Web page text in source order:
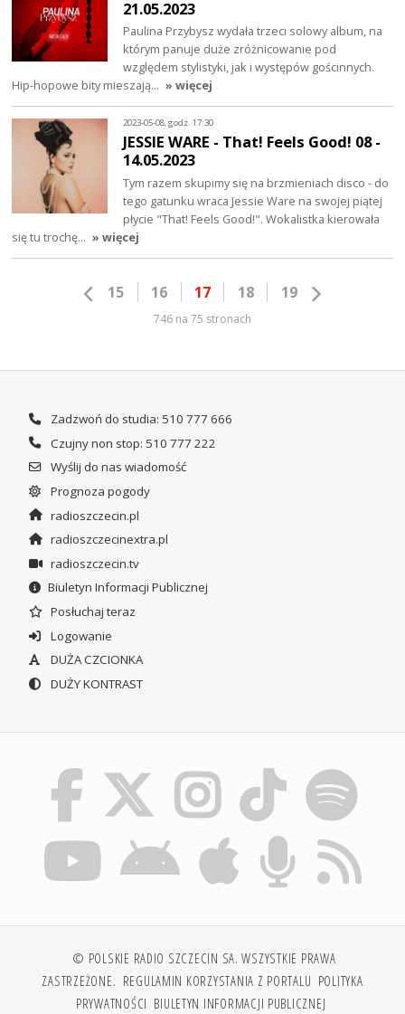
21.05.2023
Paulina Przybysz wydała trzeci solowy album, na
którym panuje duże zróżnicowanie pod
względem stylistyki, jak i występów gościnnych.
Hip-hopowe bity mieszają… » więcej
2023-05-08, godz. 17:30
JESSIE WARE - That! Feels Good! 08 -
14.05.2023
Tym razem skupimy się na brzmieniach disco - do
tego gatunku wraca Jessie Ware na swojej piątej
płycie "That! Feels Good!". Wokalistka kierowała
się tu trochę… » więcej
15 16 17 18 19
746 na 75 stronach
Zadzwoń do studia: 510 777 666
Czujny non stop: 510 777 222
Wyślij do nas wiadomość
Prognoza pogody
radioszczecin.pl
radioszczecinextra.pl
radioszczecin.tv
Biuletyn Informacji Publicznej
Posłuchaj teraz
Logowanie
DUŻA CZCIONKA
DUŻY KONTRAST
© POLSKIE RADIO SZCZECIN SA. WSZYSTKIE PRAWA
ZASTRZEŻONE. REGULAMIN KORZYSTANIA Z PORTALU POLITYKA
PRYWATNOŚCI BIULETYN INFORMACJI PUBLICZNEJ